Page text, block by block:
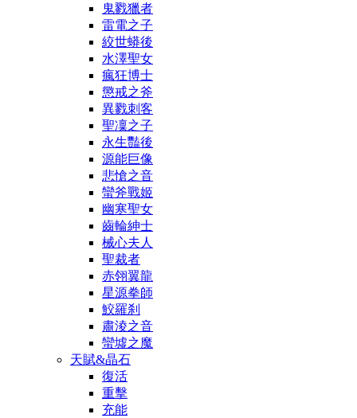
鬼戮獵者
雷電之子
絞世蟒後
水澤聖女
瘋狂博士
懲戒之斧
異戮刺客
聖凜之子
永生豔後
源能巨像
悲愴之音
蠻斧戰姬
幽寒聖女
齒輪紳士
械心夫人
聖裁者
赤翎翼龍
星源拳師
鮫羅刹
肅淩之音
蠻墟之魔
天賦&晶石
復活
重擊
充能